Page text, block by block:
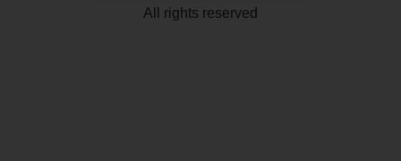
All rights reserved